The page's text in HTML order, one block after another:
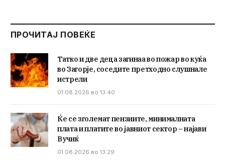
ПРОЧИТАЈ ПОВЕЌЕ
Татко и две деца загинаа во пожар во куќа
во Загорје, соседите претходно слушнале
истрели
01.08.2026 во 13:40
Ќе се зголемат пензиите, минималната
плата и платите во јавниот сектор – најави
Вучиќ
01.08.2026 во 13:29